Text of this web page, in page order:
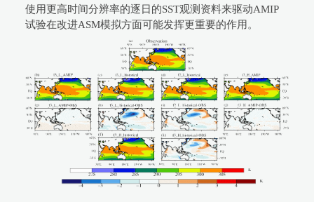
使用更高时间分辨率的逐日的SST观测资料来驱动AMIP
试验在改进ASM模拟方面可能发挥更重要的作用。